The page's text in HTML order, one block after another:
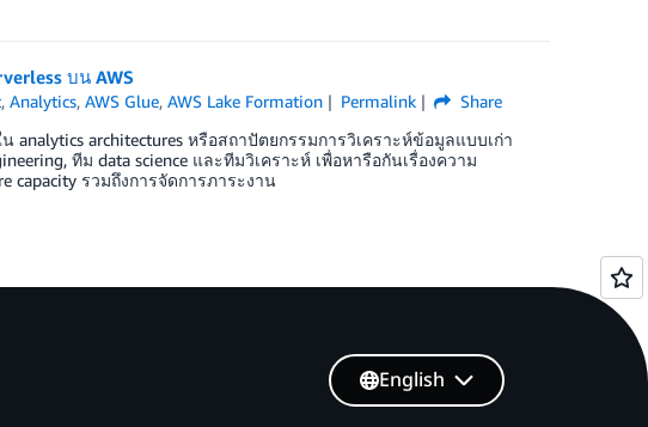
บน AWS
,Analytics,AWS Glue,AWS Lake Formation Permalink
Share
analytics architectures หรือสถาปัตยกรรมการวิเคราะห์ข้อมูลแบบเก่า
ทีม data science และทีมวิเคราะห์ เพื่อหารือกันเรื่องความ
capacity รวมถึงการจัดการภาระงาน
English